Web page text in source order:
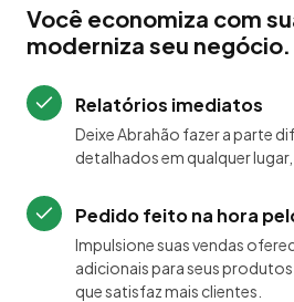
Você economiza com
moderniza seu negócio.
Relatórios imediatos
Deixe Abrahão fazer a parte
detalhados em qualquer
Pedido feito na hora
Impulsione suas vendas
adicionais para seus
que satisfaz mais clientes.